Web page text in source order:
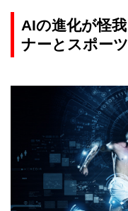
AIの進化が怪
ナーとスポー